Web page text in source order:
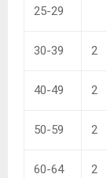
25-29
30-39 2
40-49 2
50-59 2
60-64 2